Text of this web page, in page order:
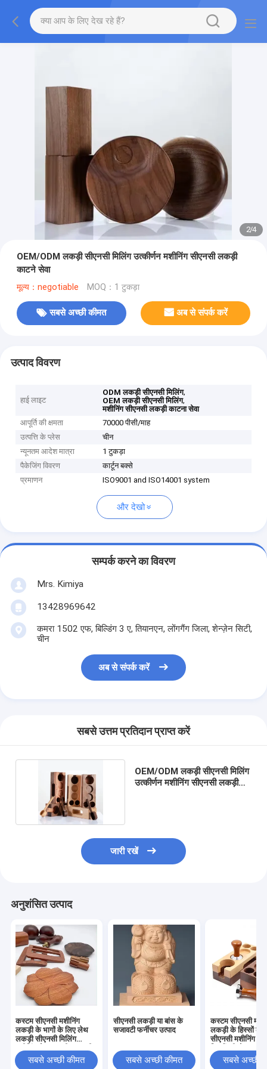
2/4
OEM/ODM लकड़ी सीएनसी मिलिंग उत्कीर्णन मशीनिंग सीएनसी लकड़ी
काटने सेवा
मूल्य：negotiable MOQ：1 टुकड़ा
सबसे अच्छी कीमत अब से संपर्क करें
उत्पाद विवरण
हाई लाइट
ODM लकड़ी सीएनसी मिलिंग,
OEM लकड़ी सीएनसी मिलिंग,
मशीनिंग सीएनसी लकड़ी काटना सेवा
आपूर्ति की क्षमता
70000 पीसी/माह
उत्पत्ति के प्लेस
चीन
न्यूनतम आदेश मात्रा
1 टुकड़ा
पैकेजिंग विवरण
कार्टून बक्से
प्रमाणन
ISO9001 and ISO14001 system
और देखो
सम्पर्क करने का विवरण
Mrs. Kimiya
13428969642
कमरा 1502 एफ, बिल्डिंग 3 ए, तियानएन, लोंगगैंग जिला, शेन्ज़ेन सिटी,
चीन
अब से संपर्क करें
सबसे उत्तम प्रतिदान प्राप्त करें
OEM/ODM लकड़ी सीएनसी मिलिंग
उत्कीर्णन मशीनिंग सीएनसी लकड़ी
जारी रखें
अनुशंसित उत्पाद
कस्टम सीएनसी मशीनिंग
लकड़ी के भागों के लिए लेथ
लकड़ी सीएनसी मिलिंग
सीएनसी मशीनिंग
सबसे अच्छी कीमत
सीएनसी लकड़ी या बांस के
सजावटी फर्नीचर उत्पाद
सबसे अच्छी कीमत
कस्टम सीएनसी
लकड़ी के हिस्सों को
सीएनसी मशीनिंग
सबसे अच्छी